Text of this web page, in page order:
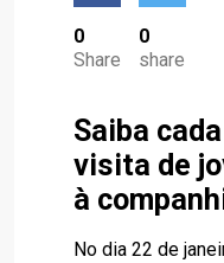
0
Share
0
share
Saiba
visita de
à
No dia 22 de